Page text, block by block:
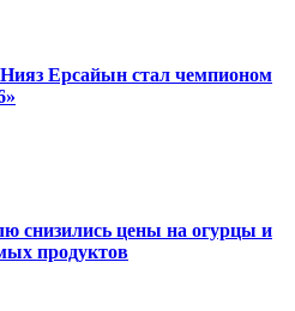
Ерсайын стал чемпионом
снизились цены на огурцы и
продуктов